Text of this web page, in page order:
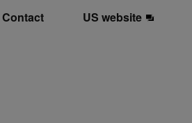
Contact US website